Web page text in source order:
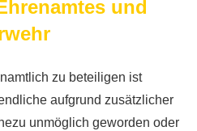
und
zu beteiligen ist
aufgrund zusätzlicher
unmöglich geworden oder